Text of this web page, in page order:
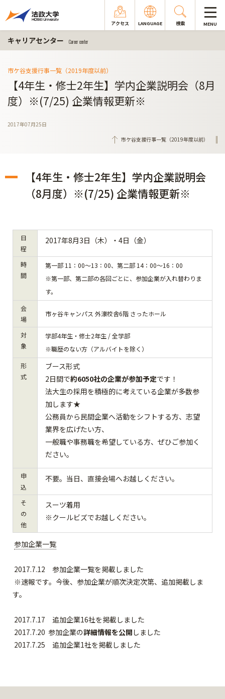
アクセス LANGUAGE 検索 MENU
キャリアセンター Career center
市ケ谷支援行事一覧（2019年度以前）
【4年生・修士2年生】学内企業説明会（8月
度）※(7/25) 企業情報更新※
2017年07月25日
市ケ谷支援行事一覧（2019年度以前）
【4年生・修士2年生】学内企業説明会
（8月度）※(7/25) 企業情報更新※
日
程
2017年8月3日（木）・4日（金）
時
間
第一部 11：00～13：00、第二部 14：00～16：00
※第一部、第二部の各回ごとに、参加企業が入れ替わりま
す。
会
場
市ヶ谷キャンパス 外濠校舎6階 さったホール
対
象
学部4年生・修士2年生 / 全学部
※職歴のない方（アルバイトを除く）
形
式
ブース形式
2日間で約6050社の企業が参加予定です！
法大生の採用を積極的に考えている企業が多数参
加します★
公務員から民間企業へ活動をシフトする方、志望
業界を広げたい方、
一般職や事務職を希望している方、ぜひご参加く
ださい。
申
込
不要。当日、直接会場へお越しください。
そ
の
他
スーツ着用
※クールビズでお越しください。
参加企業一覧
2017.7.12 参加企業一覧を掲載しました
※速報です。今後、参加企業が順次決定次第、追加掲載しま
す。
2017.7.17 追加企業16社を掲載しました
2017.7.20 参加企業の詳細情報を公開 しました
2017.7.25 追加企業1社を掲載しました